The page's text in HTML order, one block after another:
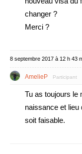
changer ?
Merci ?
8 septembre 2017 à 12 h 43
AmelieP Participant
Tu as toujours le
naissance et
soit faisable.